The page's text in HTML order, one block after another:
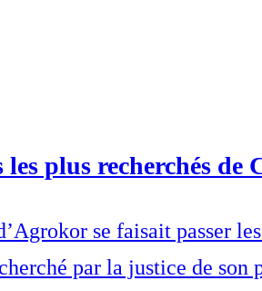
plus recherchés de
se faisait passer
par la justice de